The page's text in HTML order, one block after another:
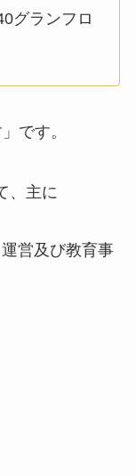
グランフロ
です。
、主に
営及び教育事